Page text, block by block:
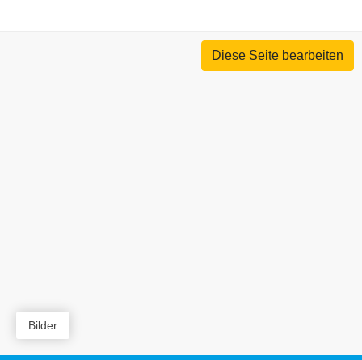
Diese Seite bearbeiten
Bilder